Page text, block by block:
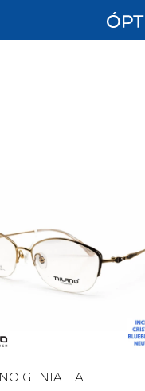
GENIATTA